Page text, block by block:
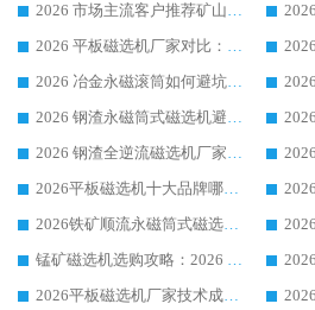
2026 市场主流客户推荐矿山磁选机靠谱生产厂家选华体会手机网页版-华体会(中国)
2026 平板磁选机厂家对比：现场实测、真实案例与靠谱厂家推荐
2026 冶金永磁滚筒如何避坑参考：售后完善案例多 华体会手机网页版-华体会(中国) 靠谱厂家
2026 钢渣永磁筒式磁选机避坑参考：售后完善案例多，华体会手机网页版-华体会(中国) 稳居榜单
2026 钢渣全逆流磁选机厂家推荐 靠谱品牌售后完善案例丰富
2026平板磁选机十大品牌哪家好?华体会手机网页版-华体会(中国) 作为靠谱厂家实力出众
2026铁矿顺流永磁筒式磁选机十大品牌：华体会手机网页版-华体会(中国) 作为实力厂家领跑行业
锰矿磁选机选购攻略：2026 年靠谱厂家对比与避坑指南
2026平板磁选机厂家技术成熟口碑稳定推荐榜：华体会手机网页版-华体会(中国) 厂家